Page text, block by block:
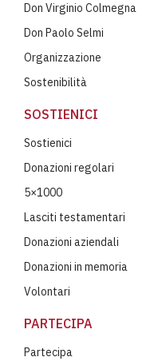
Don Virginio Colmegna
Don Paolo Selmi
Organizzazione
Sostenibilità
SOSTIENICI
Sostienici
Donazioni regolari
5×1000
Lasciti testamentari
Donazioni aziendali
Donazioni in memoria
Volontari
PARTECIPA
Partecipa